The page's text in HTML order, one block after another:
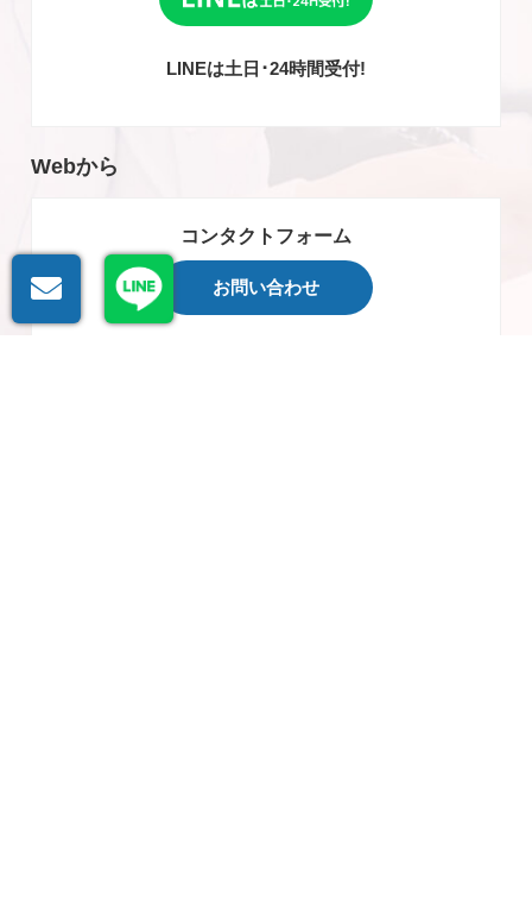
LINEは土日･24時間受付!
Webから
コンタクトフォーム
お問い合わせ